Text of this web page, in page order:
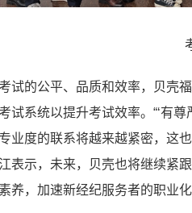
试的公平、品质和效率，贝壳
试系统以提升考试效率。“‘有
业度的联系将越来越紧密，这
表示，未来，贝壳也将继续紧
养，加速新经纪服务者的职业